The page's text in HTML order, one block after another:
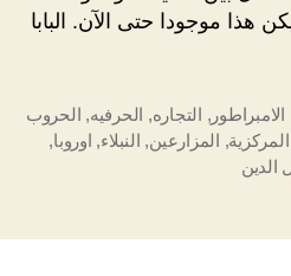
موجودا حتى الآن. البابا
الامبراطور , التجاره, الحرفيه, الحروب
المركزية, المزارعين, النبلاء, اوروبا,
الدين